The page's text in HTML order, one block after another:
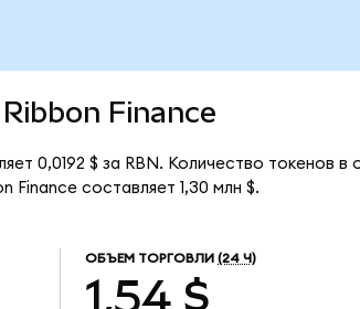
Ribbon Finance
0,0192 $ за RBN. Количество токенов
Finance составляет 1,30 млн $.
ОБЪЕМ ТОРГОВЛИ (24 Ч)
1,54 $